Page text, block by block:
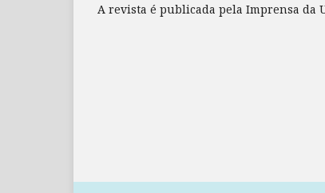
A revista é publicada pela Imprensa da